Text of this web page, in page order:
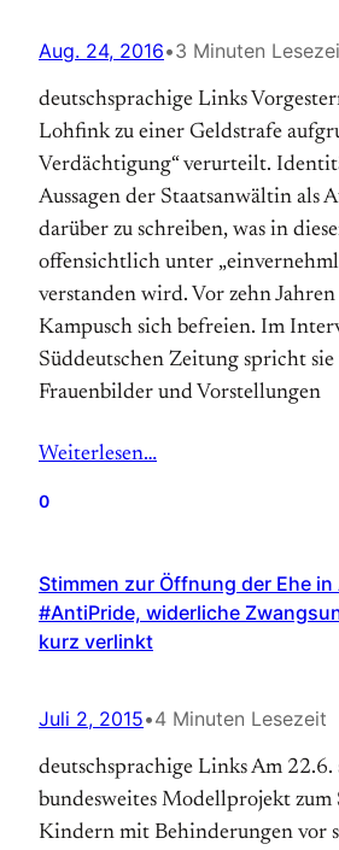
Aug. 24, 2016•3 Minuten
deutschsprachige Links
Lohfink zu einer Geldstrafe
Verdächtigung“ verurteilt.
Aussagen der Staatsanwältin als
darüber zu schreiben, was in
offensichtlich unter
verstanden wird. Vor zehn
Kampusch sich befreien. Im
Süddeutschen Zeitung spricht sie
Frauenbilder und Vorstellungen
Weiterlesen…
0
Stimmen zur Öffnung der Ehe in
#AntiPride, widerliche
kurz verlinkt
Juli 2, 2015•4 Minuten Lesezeit
deutschsprachige Links Am 22.6.
bundesweites Modellprojekt zum
Kindern mit Behinderungen vor